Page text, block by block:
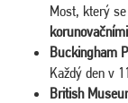
Most, který
Buckingham
Každý den v
British